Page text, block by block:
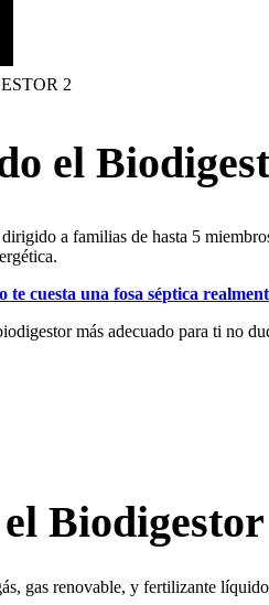
2
el
a familias de hasta 5
te cuesta una fosa séptica
más adecuado para ti no
el
gas renovable, y fertilizante